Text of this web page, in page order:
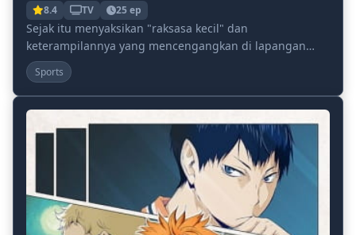
8.4 TV 25 ep
Sejak itu menyaksikan "raksasa kecil" dan
keterampilannya yang mencengangkan di lapangan
bola voli, Shouyou Hinata telah disihir oleh sifat dinamis
ol...
Sports